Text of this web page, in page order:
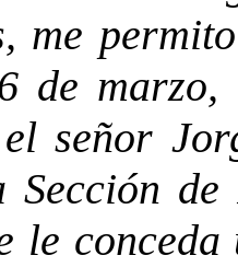
me
de marzo,
señor
le